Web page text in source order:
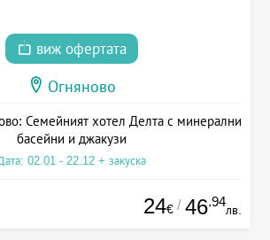
виж офертата
Огняново
Семейният хотел Делта с минерални
басейни и джакузи
02.01 - 22.12 + закуска
24€ / 46.94
лв.